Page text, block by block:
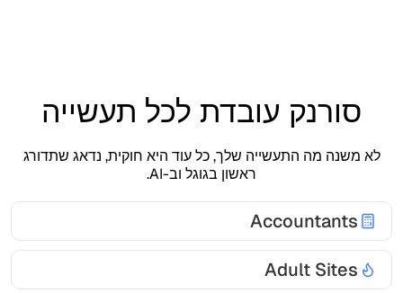
סורנק עובדת לכל תעשייה
לא משנה מה התעשייה שלך, כל עוד היא חוקית, נדאג שתדורג
ראשון בגוגל וב-AI.
Accountants
Adult Sites